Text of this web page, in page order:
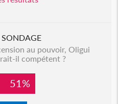
SONDAGE
au pouvoir, Oligui
il compétent ?
51%